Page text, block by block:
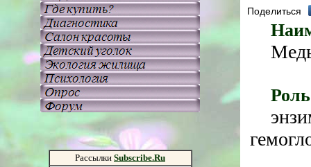
Рассылки Subscribe.Ru
Поделиться